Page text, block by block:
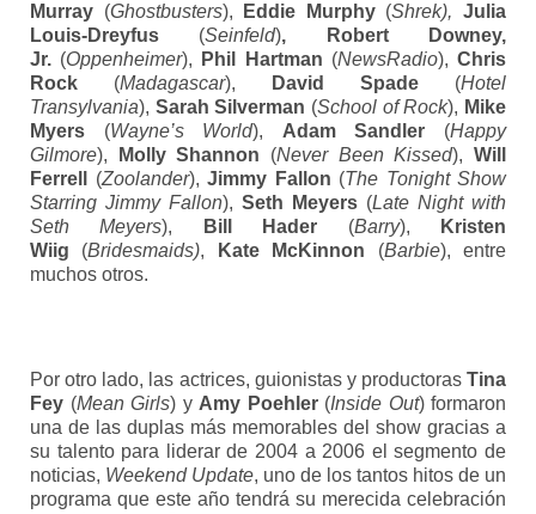
Murray (Ghostbusters), Eddie Murphy (Shrek),Julia
Louis-Dreyfus (Seinfeld), Robert Downey,
Jr. (Oppenheimer), Phil Hartman (NewsRadio), Chris
Rock (Madagascar), David Spade (Hotel
Transylvania), Sarah Silverman (School of Rock), Mike
Myers (Wayne’s World), Adam Sandler (Happy
Gilmore), Molly Shannon (Never Been Kissed),Will
Ferrell (Zoolander), Jimmy Fallon (The Tonight Show
Starring Jimmy Fallon), Seth Meyers (Late Night with
Seth Meyers), Bill Hader (Barry),
Kristen
Wiig (Bridesmaids), Kate McKinnon (Barbie), entre
muchos otros.
Por otro lado, las actrices, guionistas y productoras Tina
Fey (Mean Girls) y Amy Poehler(Inside Out) formaron
una de las duplas más memorables del show gracias a
su talento para liderar de 2004 a 2006 el segmento de
noticias, Weekend Update, uno de los tantos hitos de un
programa que este año tendrá su merecida celebración